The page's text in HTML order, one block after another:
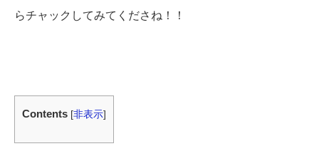
らチャックしてみてくださね！！
Contents [非表示]